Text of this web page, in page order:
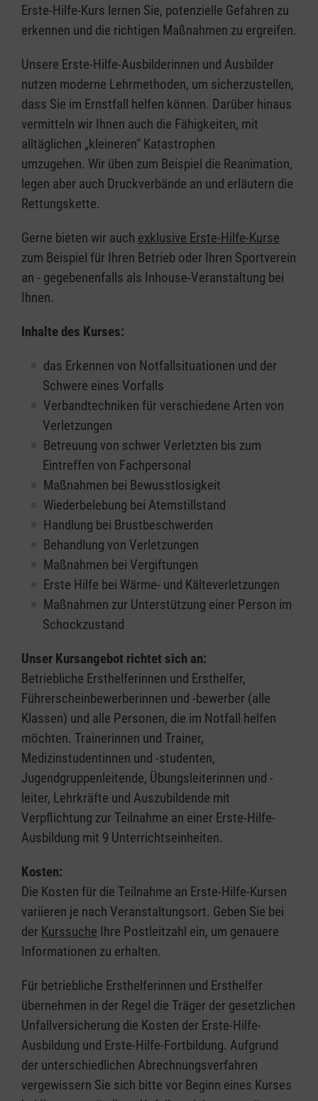
Erste-Hilfe-Kurs lernen Sie, potenzielle Gefahren zu
erkennen und die richtigen Maßnahmen zu ergreifen.
Unsere Erste-Hilfe-Ausbilderinnen und Ausbilder
nutzen moderne Lehrmethoden, um sicherzustellen,
dass Sie im Ernstfall helfen können. Darüber hinaus
vermitteln wir Ihnen auch die Fähigkeiten, mit
alltäglichen „kleineren” Katastrophen
umzugehen. Wir üben zum Beispiel die Reanimation,
legen aber auch Druckverbände an und erläutern die
Rettungskette.
Gerne bieten wir auch exklusive Erste-Hilfe-Kurse
zum Beispiel für Ihren Betrieb oder Ihren Sportverein
an - gegebenenfalls als Inhouse-Veranstaltung bei
Ihnen.
Inhalte des Kurses:
das Erkennen von Notfallsituationen und der
Schwere eines Vorfalls
Verbandtechniken für verschiedene Arten von
Verletzungen
Betreuung von schwer Verletzten bis zum
Eintreffen von Fachpersonal
Maßnahmen bei Bewusstlosigkeit
Wiederbelebung bei Atemstillstand
Handlung bei Brustbeschwerden
Behandlung von Verletzungen
Maßnahmen bei Vergiftungen
Erste Hilfe bei Wärme- und Kälteverletzungen
Maßnahmen zur Unterstützung einer Person im
Schockzustand
Unser Kursangebot richtet sich an:
Betriebliche Ersthelferinnen und Ersthelfer,
Führerscheinbewerberinnen und -bewerber (alle
Klassen) und alle Personen, die im Notfall helfen
möchten. Trainerinnen und Trainer,
Medizinstudentinnen und -studenten,
Jugendgruppenleitende, Übungsleiterinnen und -
leiter, Lehrkräfte und Auszubildende mit
Verpflichtung zur Teilnahme an einer Erste-Hilfe-
Ausbildung mit 9 Unterrichtseinheiten.
Kosten:
Die Kosten für die Teilnahme an Erste-Hilfe-Kursen
variieren je nach Veranstaltungsort. Geben Sie bei
der Kurssuche Ihre Postleitzahl ein, um genauere
Informationen zu erhalten.
Für betriebliche Ersthelferinnen und Ersthelfer
übernehmen in der Regel die Träger der gesetzlichen
Unfallversicherung die Kosten der Erste-Hilfe-
Ausbildung und Erste-Hilfe-Fortbildung. Aufgrund
der unterschiedlichen Abrechnungsverfahren
vergewissern Sie sich bitte vor Beginn eines Kurses